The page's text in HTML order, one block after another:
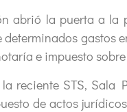
abrió la puerta a
determinados gastos
e impuesto
reciente STS, Sala
de actos